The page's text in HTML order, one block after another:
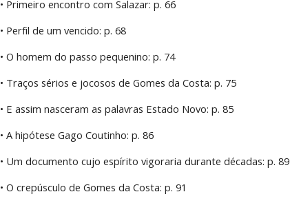
• Primeiro encontro com Salazar: p. 66
• Perfil de um vencido: p. 68
• O homem do passo pequenino: p. 74
• Traços sérios e jocosos de Gomes da Costa: p. 75
• E assim nasceram as palavras Estado Novo: p. 85
• A hipótese Gago Coutinho: p. 86
• Um documento cujo espírito vigoraria durante décadas: p. 89
• O crepúsculo de Gomes da Costa: p. 91